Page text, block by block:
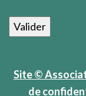
Site ©
de